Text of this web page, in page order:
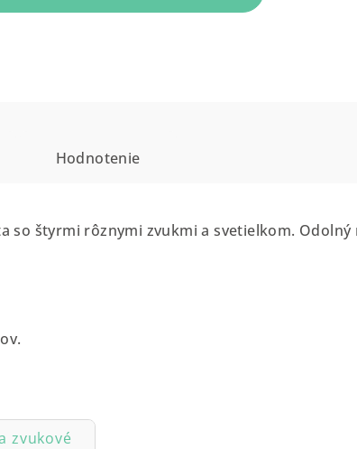
Hodnotenie
so štyrmi rôznymi zvukmi a svetielkom.
zvukové